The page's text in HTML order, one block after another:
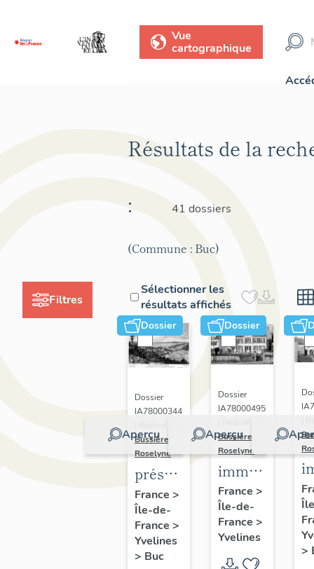
Vue
cartographique
Filtres
Résultats de la
:
41 dossiers
(Commune : Buc)
Sélectionner les
résultats affichés
Dossier
Aperçu
Dossier
IA78000344
Bussière
Roselyne
présentation
de la
commune
de Buc
France >
Île-de-
France >
Yvelines
> Buc
Dossier
Aperçu
Dossier
IA78000495
Bussière
Roselyne
immeubles,
maisons,
fermes
France >
Île-de-
France >
Yvelines
>